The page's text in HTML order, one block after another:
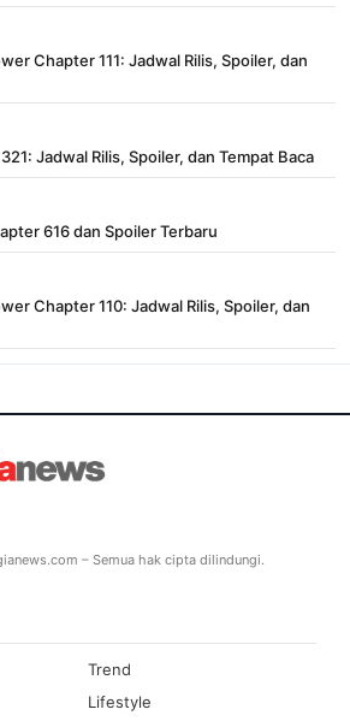
Chapter 111: Jadwal Rilis, Spoiler, dan
Jadwal Rilis, Spoiler, dan Tempat Baca
616 dan Spoiler Terbaru
Chapter 110: Jadwal Rilis, Spoiler, dan
– Semua hak cipta dilindungi.
Trend
Lifestyle